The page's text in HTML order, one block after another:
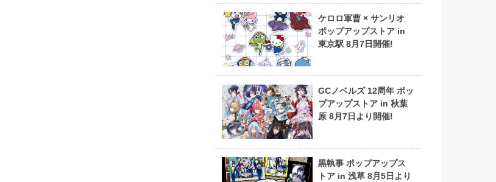
ケロロ軍曹 × サンリオ
ポップアップストア in
東京駅 8月7日開催!
GCノベルズ 12周年 ポッ
プアップストア in 秋葉
原 8月7日より開催!
黒執事 ポップアップス
トア in 浅草 8月5日より